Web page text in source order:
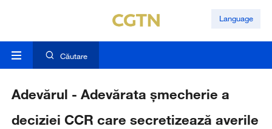
Language
Căutare
Adevărul - Adevărata șmecherie a
deciziei CCR care secretizează averile